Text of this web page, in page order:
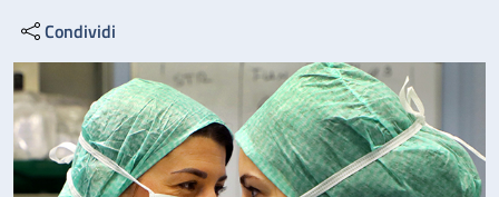
Condividi